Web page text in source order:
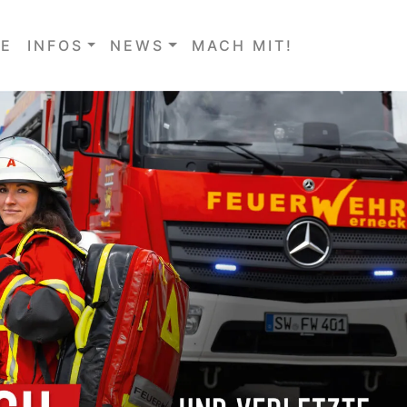
INFOS NEWS MACH MIT!